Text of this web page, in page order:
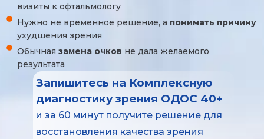
визиты к офтальмологу
Нужно не временное решение, а понимать причину
ухудшения зрения
Обычная замена очков не дала желаемого
результата
Запишитесь на Комплексную
диагностику зрения ОДОС 40+
и за 60 минут получите решение для
восстановления качества зрения